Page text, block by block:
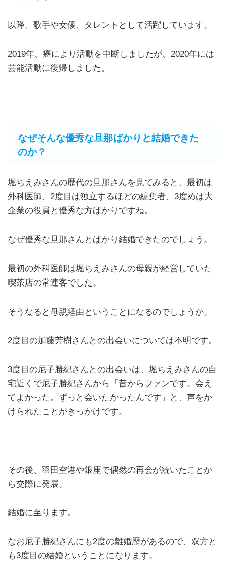
以降、歌手や女優、タレントとして活躍しています。
2019年、癌により活動を中断しましたが、2020年には
芸能活動に復帰しました。
なぜそんな優秀な旦那ばかりと結婚できた
のか？
堀ちえみさんの歴代の旦那さんを見てみると、最初は
外科医師、2度目は独立するほどの編集者、3度めは大
企業の役員と優秀な方ばかりですね。
なぜ優秀な旦那さんとばかり結婚できたのでしょう。
最初の外科医師は堀ちえみさんの母親が経営していた
喫茶店の常連客でした。
そうなると母親経由ということになるのでしょうか。
2度目の加藤芳樹さんとの出会いについては不明です。
3度目の尼子勝紀さんとの出会いは、堀ちえみさんの自
宅近くで尼子勝紀さんから「昔からファンです。会え
てよかった。ずっと会いたかったんです」と、声をか
けられたことがきっかけです。
その後、羽田空港や銀座で偶然の再会が続いたことか
ら交際に発展。
結婚に至ります。
なお尼子勝紀さんにも2度の離婚歴があるので、双方と
も3度目の結婚ということになります。